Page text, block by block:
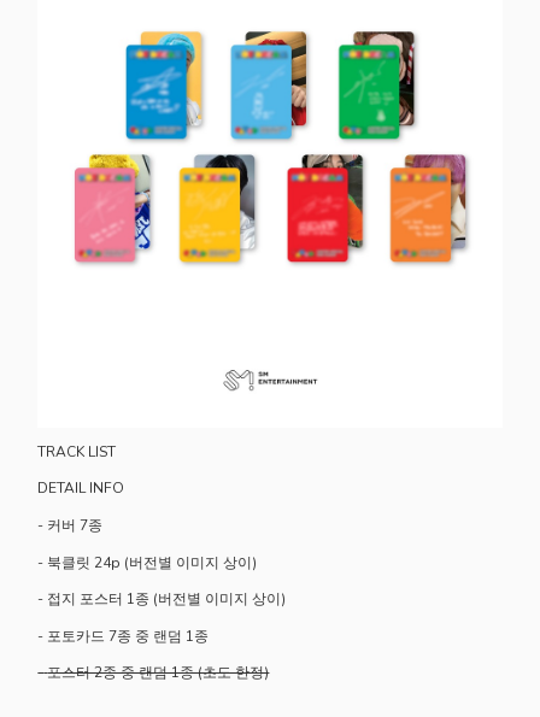
TRACK LIST
DETAIL INFO
- 커버 7종
- 북클릿 24p (버전별 이미지 상이)
- 접지 포스터 1종 (버전별 이미지 상이)
- 포토카드 7종 중 랜덤 1종
-포스터 2종 중 랜덤 1종 (초도 한정)